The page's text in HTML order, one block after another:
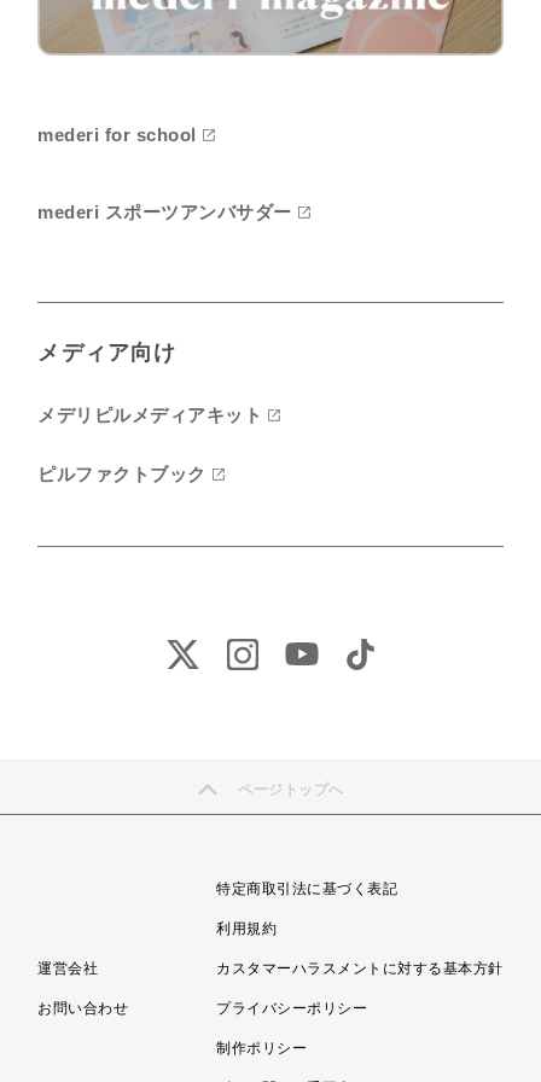
mederi for school
mederi スポーツアンバサダー
メディア向け
メデリピルメディアキット
ピルファクトブック
ページトップへ
運営会社
お問い合わせ
特定商取引法に基づく表記
利用規約
カスタマーハラスメントに対する基本方針
プライバシーポリシー
制作ポリシー